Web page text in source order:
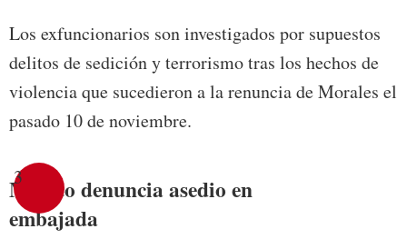
Los exfuncionarios son investigados por supuestos
delitos de sedición y terrorismo tras los hechos de
violencia que sucedieron a la renuncia de Morales el
pasado 10 de noviembre.
3
México denuncia asedio en
embajada